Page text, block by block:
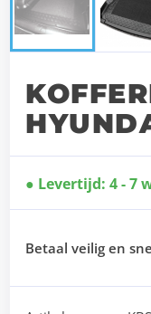
Levertijd: 4 - 7
Betaal veilig en